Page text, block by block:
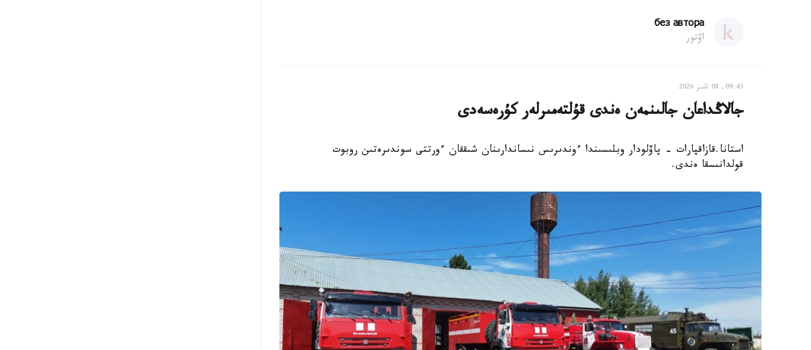
без автора
اۆتور
09:43, 08 تامىز 2026
جالاڭداعان جالىنمەن ەندى قۇلتەمىرلەر كۇرەسەدى
استانا.قازاقپارات - پاۆلودار وبلىسىندا ءوندىرىس نىساندارىنان شىققان ءورتتى سوندىرەتىن روبوت
قولدانىسقا ەندى.